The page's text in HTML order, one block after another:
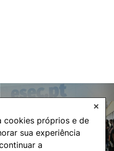
cookies próprios e de
sua experiência
a
✕
Alumni